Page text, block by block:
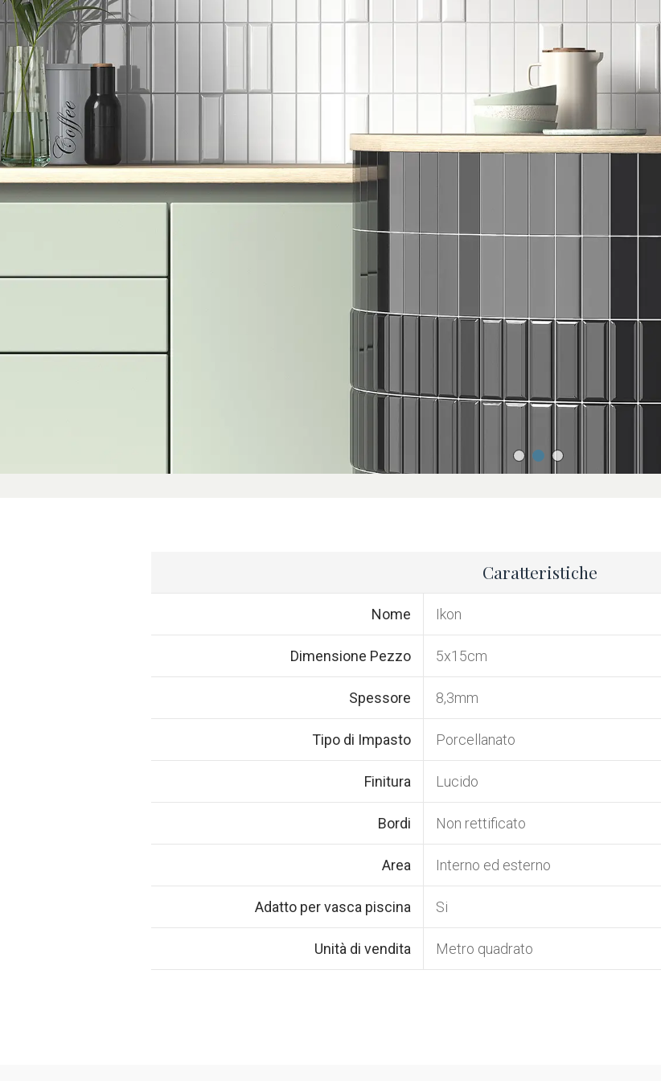
Caratteristiche
Nome Ikon
Dimensione Pezzo 5x15cm
Spessore 8,3mm
Tipo di Impasto Porcellanato
Finitura Lucido
Bordi Non rettificato
Area Interno ed esterno
Adatto per vasca piscina Si
Unità di vendita Metro quadrato